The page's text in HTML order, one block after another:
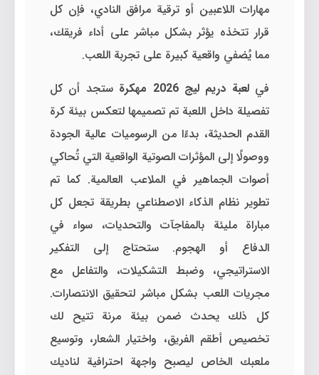
مهارات اللاعبين أو ترقية مرافق النادي، فإن كل
قرار تتخذه يؤثر بشكل مباشر على أداء فريقك،
مما يُضفي واقعية كبيرة على تجربة اللعب.
فيلعبة دريم ليج 2026 مهكرة
ستجد أن كل
تفصيلة داخل اللعبة تم تصميمها لتعكس بيئة كرة
القدم الحديثة، بدءًا من الرسوميات عالية الجودة
ووصولًا إلى المؤثرات الصوتية الواقعية التي تُحاكي
أصوات الجماهير في الملاعب العالمية. كما تم
تطوير نظام الذكاء الاصطناعي بطريقة تجعل كل
مباراة مليئة بالمفاجآت والتحديات، سواء في
الدفاع أو الهجوم. ستحتاج إلى التفكير
الاستراتيجي، وضبط التشكيلات، والتفاعل مع
مجريات اللعب بشكل مباشر لتحقيق الانتصارات.
كل ذلك يحدث ضمن بيئة مرنة تتيح لك
تخصيص أطقم الفريق، واختيار الشعار، وتوسيع
ملعبك الخاص ليصبح واجهة احترافية لناديك